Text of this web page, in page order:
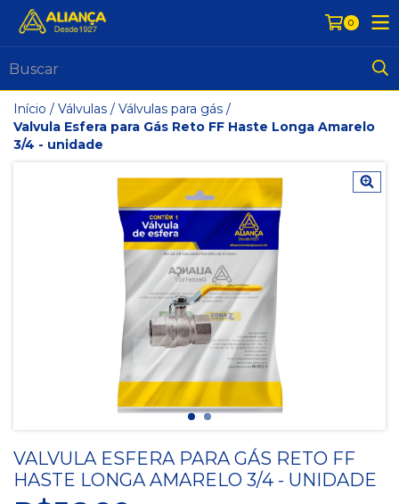
0
Início / Válvulas / Válvulas para gás /
Valvula Esfera para Gás Reto FF Haste Longa Amarelo
3/4 - unidade
VALVULA ESFERA PARA GÁS RETO FF
HASTE LONGA AMARELO 3/4 - UNIDADE